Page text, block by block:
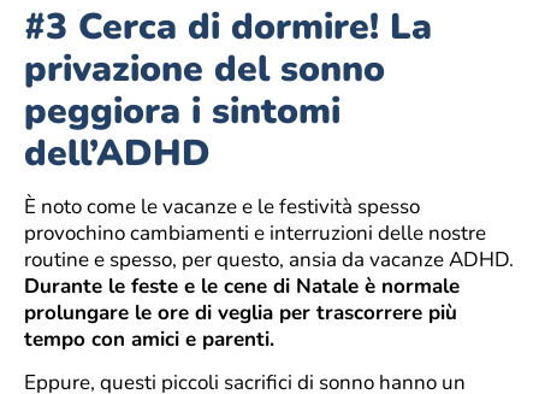
#3 Cerca di dormire! La
privazione del sonno
peggiora i sintomi
dell’ADHD
È noto come le vacanze e le festività spesso
provochino cambiamenti e interruzioni delle nostre
routine e spesso, per questo, ansia da vacanze ADHD.
Durante le feste e le cene di Natale è normale
prolungare le ore di veglia per trascorrere più
tempo con amici e parenti.
Eppure, questi piccoli sacrifici di sonno hanno un